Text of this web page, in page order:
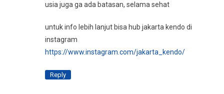
usia juga ga ada batasan, selama sehat
untuk info lebih lanjut bisa hub jakarta kendo di
instagram
https://www.instagram.com/jakarta_kendo/
Reply